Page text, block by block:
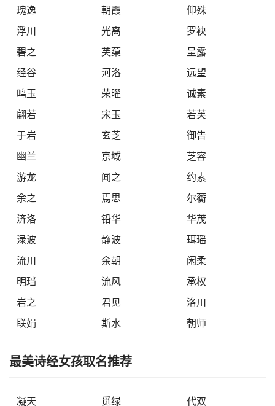
瑰逸
朝霞
仰殊
浮川
光离
罗袂
碧之
芙蕖
呈露
经谷
河洛
远望
鸣玉
荣曜
诚素
翩若
宋玉
若芙
于岩
玄芝
御告
幽兰
京域
芝容
游龙
闻之
约素
余之
焉思
尔蘅
济洛
铅华
华茂
渌波
静波
珥瑶
流川
余朝
闲柔
明珰
流风
承权
岩之
君见
洛川
联娟
斯水 朝师
最美诗经女孩取名推荐
凝天 觅绿
代双